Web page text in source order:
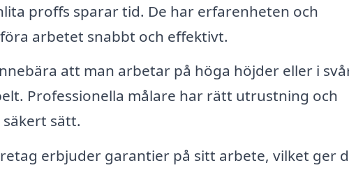
proffs sparar tid. De har erfarenheten och
arbetet snabbt och effektivt.
att man arbetar på höga höjder eller i
Professionella målare har rätt utrustning och
sätt.
erbjuder garantier på sitt arbete, vilket ger